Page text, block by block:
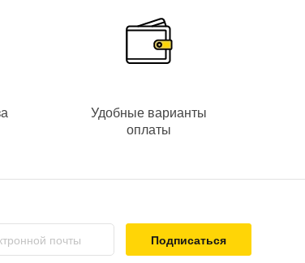
потребляемая мощность 5,5Вт.
Slinex Dirk
помощь при тревоге.
для подключения блока питания.
Удобные варианты
оплаты
Подписаться